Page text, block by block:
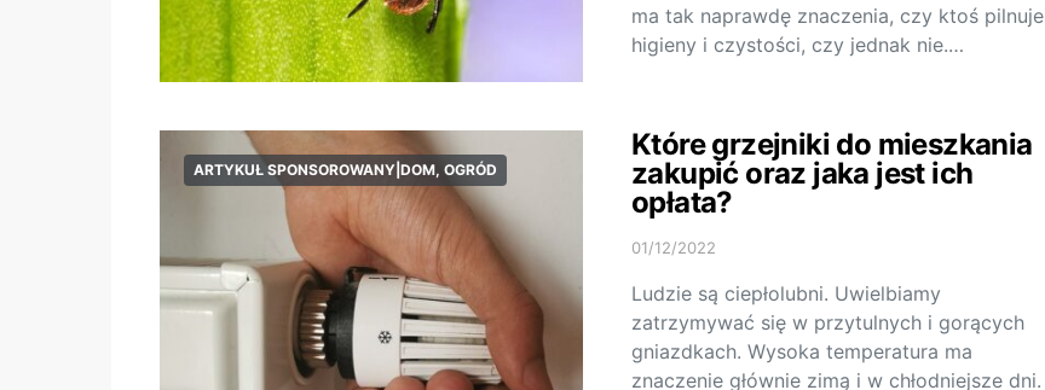
ma tak naprawdę znaczenia, czy ktoś pilnuje
higieny i czystości, czy jednak nie.…
ARTYKUŁ SPONSOROWANY|DOM, OGRÓD
Które grzejniki do mieszkania
zakupić oraz jaka jest ich
opłata?
01/12/2022
Ludzie są ciepłolubni. Uwielbiamy
zatrzymywać się w przytulnych i gorących
gniazdkach. Wysoka temperatura ma
znaczenie głównie zimą i w chłodniejsze dni.